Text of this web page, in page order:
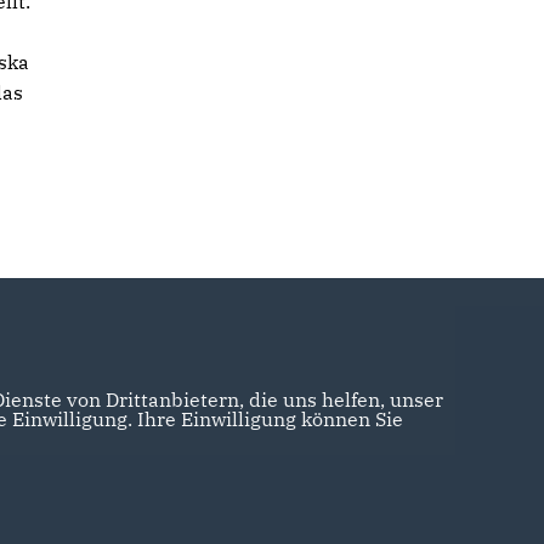
von Drittanbietern, die uns helfen, unser
Einwilligung. Ihre Einwilligung können Sie